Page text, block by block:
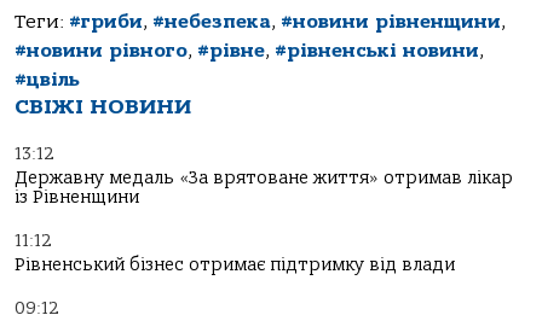
Теги: #гриби, #небезпека, #новини рівненщини,
#новини рівного, #рівне, #рівненські новини,
#цвіль
СВІЖІ НОВИНИ
13:12
Державну медаль «За врятоване життя» отримав лікар
із Рівненщини
11:12
Рівненський бізнес отримає підтримку від влади
09:12